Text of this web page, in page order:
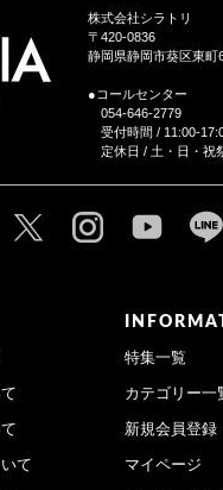
株式会社シラトリ
〒420-0836
静岡県静岡市葵区東町
●コールセンター
054-646-2779
受付時間 / 11:00-
定休日 / 土・日・祝
て
特集一覧
カテゴリー一
新規会員登録
マイページ